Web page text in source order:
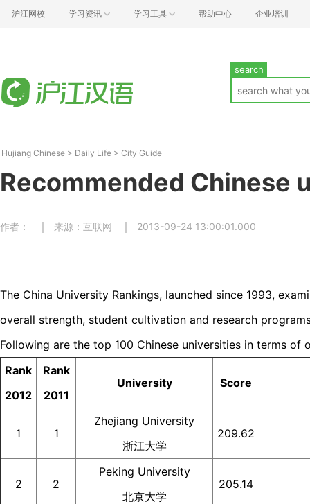
沪江网校 学习资讯 学习工具 帮助中心 企业培训
search
Hujiang Chinese > Daily Life > City Guide
Recommended Chinese
作者： 来源：互联网 2013-09-24 13:00:01.000
The China University Rankings, launched since 1993,
overall strength, student cultivation and research
Following are the top 100 Chinese universities in terms of
Rank
2012
Rank
2011
University Score
1 1
Zhejiang University
浙江大学
209.62
2 2
Peking University
北京大学
205.14